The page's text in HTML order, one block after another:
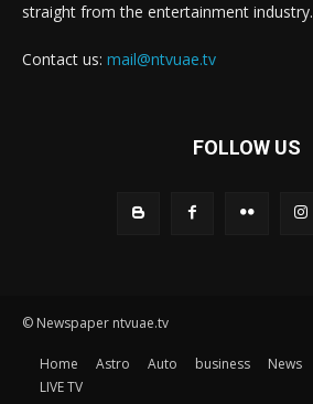
straight from the entertainment industry.
Contact us: mail@ntvuae.tv
FOLLOW US
© Newspaper ntvuae.tv
Home Astro Auto business News
LIVE TV